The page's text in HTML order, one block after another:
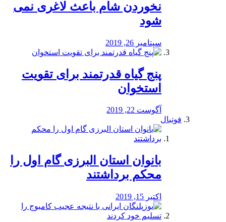
نخوردن شام باعث لاغری نمی
‌شود
سپتامبر 26, 2019
پنج گیاه قدرتمند برای تقویت
استخوان
آگوست 22, 2019
فوتبال
بانوان استان البرزی گام اول را
محكم برداشتند
اکتبر 15, 2019